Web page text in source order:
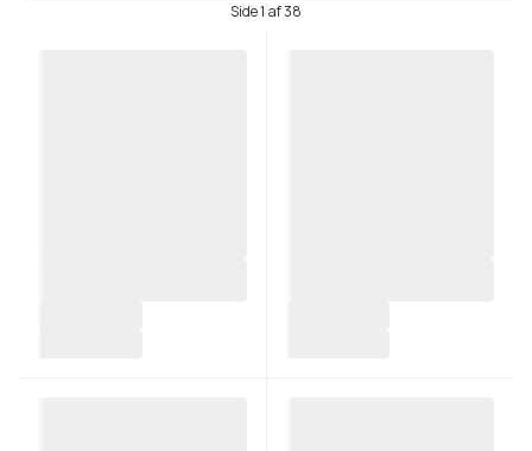
Side 1 af 38